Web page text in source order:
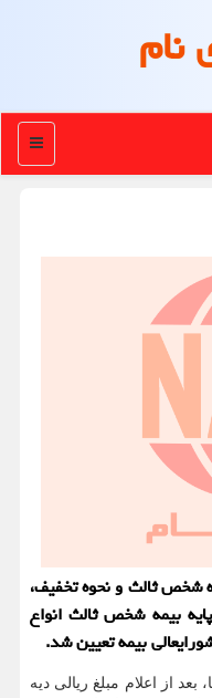
نام
منو
شخص ثالث و نحوه تخفیف،
بیمه شخص ثالث انواع
از اعلام مبلغ ریالی دیه